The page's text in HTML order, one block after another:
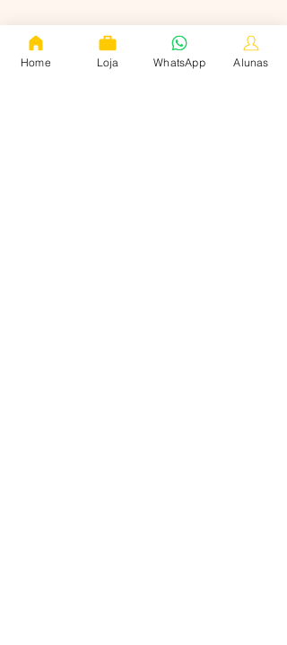
Home Loja WhatsApp Alunas